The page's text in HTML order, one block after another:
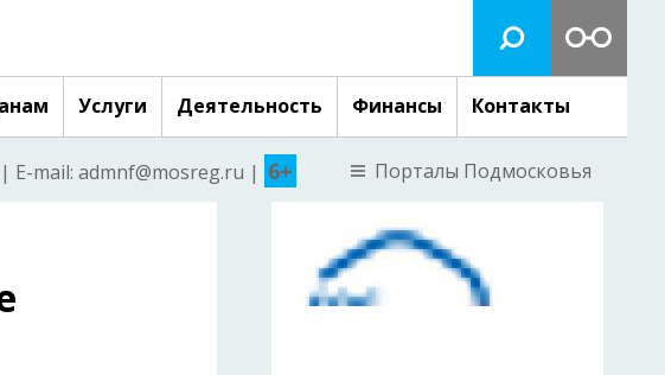
Услуги Деятельность Финансы Контакты
E-mail: admnf@mosreg.ru | 6+ Порталы Подмосковья